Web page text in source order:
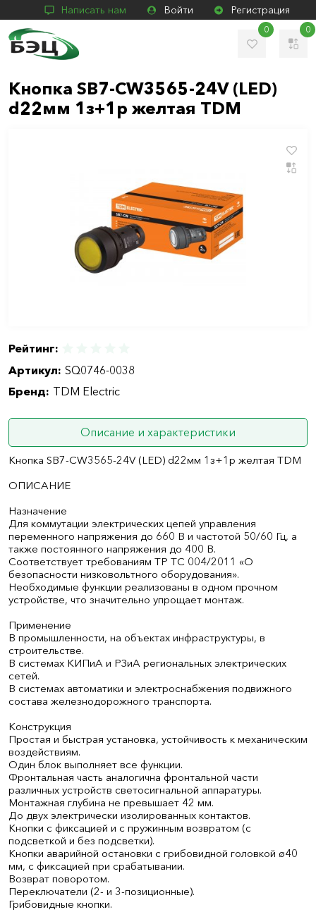
Написать нам Войти Регистрация
0 0
Кнопка SB7-CW3565-24V (LED)
d22мм 1з+1p желтая TDM
Рейтинг:
Артикул: SQ0746-0038
Бренд: TDM Electric
Описание и характеристики
Кнопка SB7-CW3565-24V (LED) d22мм 1з+1p желтая TDM
ОПИСАНИЕ
Назначение
Для коммутации электрических цепей управления
переменного напряжения до 660 В и частотой 50/60 Гц, а
также постоянного напряжения до 400 В.
Соответствует требованиям ТР ТС 004/2011 «О
безопасности низковольтного оборудования».
Необходимые функции реализованы в одном прочном
устройстве, что значительно упрощает монтаж.
Применение
В промышленности, на объектах инфраструктуры, в
строительстве.
В системах КИПиА и РЗиА региональных электрических
сетей.
В системах автоматики и электроснабжения подвижного
состава железнодорожного транспорта.
Конструкция
Простая и быстрая установка, устойчивость к механическим
воздействиям.
Один блок выполняет все функции.
Фронтальная часть аналогична фронтальной части
различных устройств светосигнальной аппаратуры.
Монтажная глубина не превышает 42 мм.
До двух электрически изолированных контактов.
Кнопки с фиксацией и с пружинным возвратом (с
подсветкой и без подсветки).
Кнопки аварийной остановки с грибовидной головкой ø40
мм, с фиксацией при срабатывании.
Возврат поворотом.
Переключатели (2- и 3-позиционные).
Грибовидные кнопки.